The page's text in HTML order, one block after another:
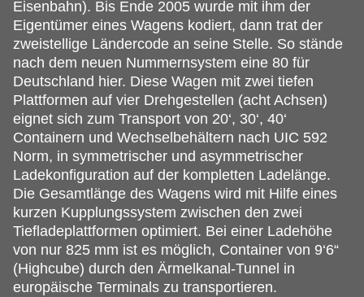
Eisenbahn). Bis Ende 2005 wurde mit ihm der
Eigentümer eines Wagens kodiert, dann trat der
zweistellige Ländercode an seine Stelle. So stände
nach dem neuen Nummernsystem eine 80 für
Deutschland hier. Diese Wagen mit zwei tiefen
Plattformen auf vier Drehgestellen (acht Achsen)
eignet sich zum Transport von 20‘, 30‘, 40‘
Containern und Wechselbehältern nach UIC 592
Norm, in symmetrischer und asymmetrischer
Ladekonfiguration auf der kompletten Ladelänge.
Die Gesamtlänge des Wagens wird mit Hilfe eines
kurzen Kupplungssystem zwischen den zwei
Tiefladeplattformen optimiert. Bei einer Ladehöhe
von nur 825 mm ist es möglich, Container von 9‘6“
(Highcube) durch den Ärmelkanal-Tunnel in
europäische Terminals zu transportieren.